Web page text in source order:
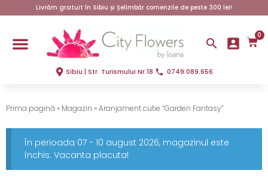
Livrăm gratuit în Sibiu și Șelimbăr comenzile de peste 300 lei!
0
Sibiu | Str. Turismului Nr.18 0749.089.656
Prima pagină » Magazin »Aranjament cutie “Garden Fantasy”
În perioada 07 - 10 august 2026, magazinul este
închis. Vacanta placuta!